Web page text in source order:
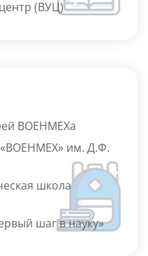
(ВУЦ)
ВОЕНМЕХа
«ВОЕНМЕХ» им. Д.Ф.
школа
шаг в науку»